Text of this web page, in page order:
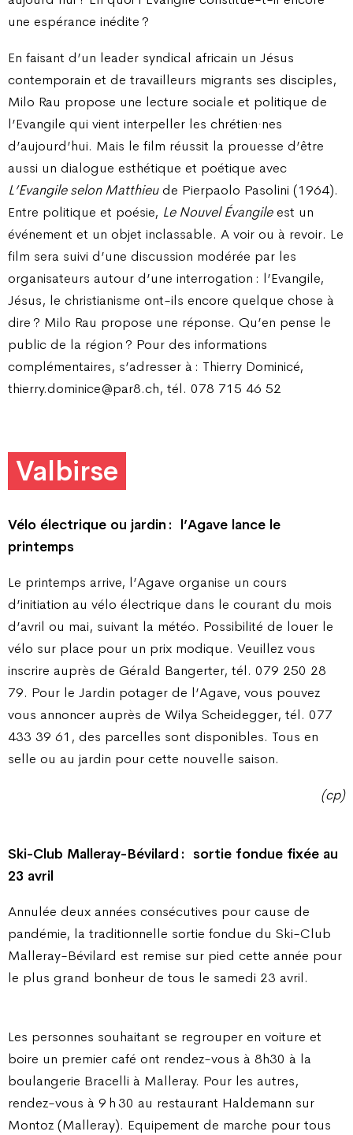
une espérance inédite ?
En faisant d’un leader syndical africain un Jésus
contemporain et de travailleurs migrants ses disciples,
Milo Rau propose une lecture sociale et politique de
l’Evangile qui vient interpeller les chrétien·nes
d’aujourd’hui. Mais le film réussit la prouesse d’être
aussi un dialogue esthétique et poétique avec
L’Evangile selon Matthieude Pierpaolo Pasolini (1964).
Entre politique et poésie, Le Nouvel Évangileest un
événement et un objet inclassable. A voir ou à revoir. Le
film sera suivi d’une discussion modérée par les
organisateurs autour d’une interrogation : l’Evangile,
Jésus, le christianisme ont-ils encore quelque chose à
dire ? Milo Rau propose une réponse. Qu’en pense le
public de la région ? Pour des informations
complémentaires, s’adresser à : Thierry Dominicé,
thierry.dominice@par8.ch, tél. 078 715 46 52
Valbirse
Vélo électrique ou jardin : l’Agave lance le
printemps
Le printemps arrive, l’Agave organise un cours
d’initiation au vélo électrique dans le courant du mois
d’avril ou mai, suivant la météo. Possibilité de louer le
vélo sur place pour un prix modique. Veuillez vous
inscrire auprès de Gérald Bangerter, tél. 079 250 28
79. Pour le Jardin potager de l’Agave, vous pouvez
vous annoncer auprès de Wilya Scheidegger, tél. 077
433 39 61, des parcelles sont disponibles. Tous en
selle ou au jardin pour cette nouvelle saison.
(cp)
Ski-Club Malleray-Bévilard : sortie fondue fixée au
23 avril
Annulée deux années consécutives pour cause de
pandémie, la traditionnelle sortie fondue du Ski-Club
Malleray-Bévilard est remise sur pied cette année pour
le plus grand bonheur de tous le samedi 23 avril.
Les personnes souhaitant se regrouper en voiture et
boire un premier café ont rendez-vous à 8h30 à la
boulangerie Bracelli à Malleray. Pour les autres,
rendez-vous à 9 h 30 au restaurant Haldemann sur
Montoz (Malleray). Equipement de marche pour tous